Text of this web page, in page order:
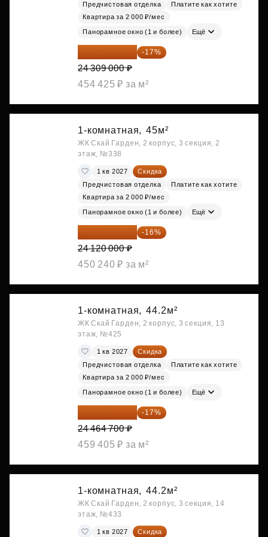
Предчистовая отделка
Платите как хотите
Квартира за 2 000 ₽/мес
Панорамное окно (1 и более) Ещё
20 176 470 ₽ -17%
24 309 000 ₽
454 425 ₽ за м²
1-комнатная, 45м²
ЖК Скай Гарден, 2 корпус, 3 секция, 2
этаж, №338
1 кв 2027
Скидка
Предчистовая отделка
Платите как хотите
Квартира за 2 000 ₽/мес
Панорамное окно (1 и более) Ещё
20 260 800 ₽ -16%
24 120 000 ₽
450 240 ₽ за м²
1-комнатная, 44.2м²
ЖК Скай Гарден, 2 корпус, 3 секция, 13
этаж, №425
1 кв 2027
Скидка
Предчистовая отделка
Платите как хотите
Квартира за 2 000 ₽/мес
Панорамное окно (1 и более) Ещё
20 305 701 ₽ -17%
24 464 700 ₽
459 405 ₽ за м²
1-комнатная, 44.2м²
ЖК Скай Гарден, 2 корпус, 3 секция, 14
этаж, №433
1 кв 2027
Скидка